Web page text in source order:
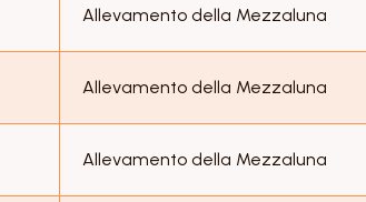
Allevamento della Mezzaluna
Allevamento della Mezzaluna
Allevamento della Mezzaluna